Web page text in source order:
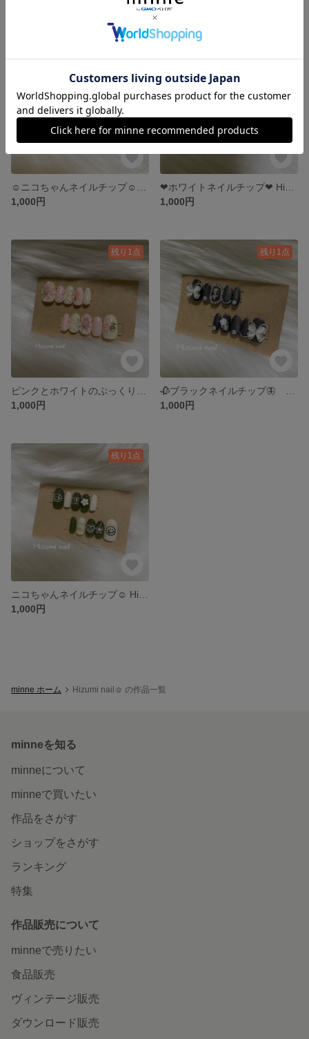
1,000円
1,000円
残り1点
1,000円
残り1点
1,000円
残り1点
1,000円
minne ホーム Hizumi nail☺︎ の作品一覧
minneを知る
minneについて
minneで買いたい
作品をさがす
ショップをさがす
ランキング
特集
作品販売について
minneで売りたい
食品販売
ヴィンテージ販売
ダウンロード販売